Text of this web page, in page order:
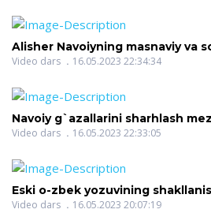
Alisher Navoiyning masnaviy va
o`qitish(AMONOVA ZILOLA
Video dars 16.05.2023 22:34:34
Navoiy g`azallarini sharhlash
ZILOLA QODIROVNA)
Video dars 16.05.2023 22:33:05
Eski o-zbek yozuvining
xususiyatlari(AMONOVA ZILOLA
Video dars 16.05.2023 20:07:19